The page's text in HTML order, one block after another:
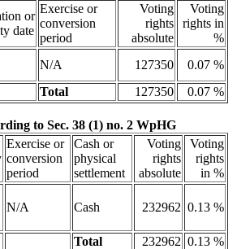
or
date
Exercise or
conversion
period
Voting
rights
absolute
Voting
rights in
%
N/A 127350
0.07 %
Total
127350 0.07 %
to Sec. 38 (1) no. 2 WpHG
Exercise or
conversion
period
Cash or
physical
settlement
Voting
rights
absolute
Voting
rights
in %
N/A Cash 232962 0.13 %
Total 232962 0.13 %